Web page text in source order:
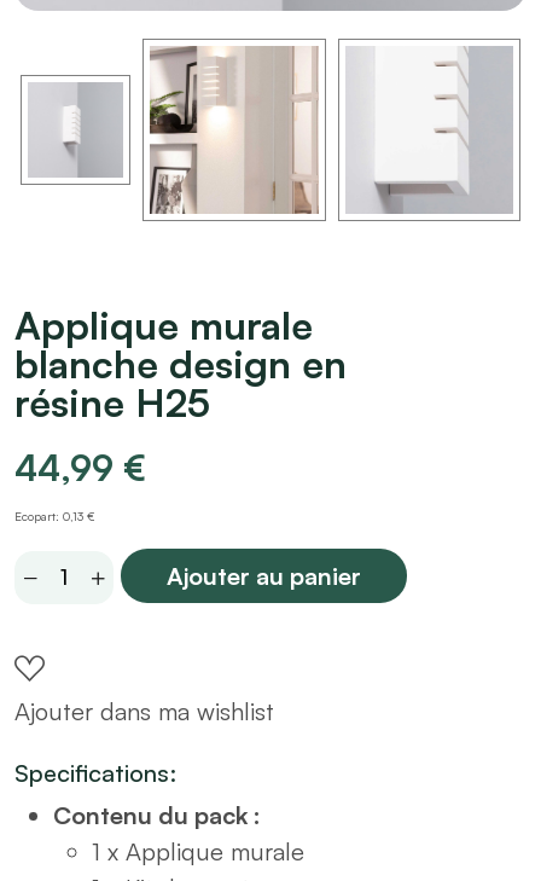
Applique murale
blanche design en
résine H25
44,99 €
Ecopart: 0,13 €
Applique
design
en
H25
quantity
Ajouter au panier
Ajouter dans ma wishlist
Specifications:
Contenu du pack :
1 x Applique murale